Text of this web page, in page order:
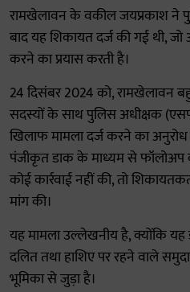
रामखेलावन के वकील जयप्रकाश ने
बाद यह शिकायत दर्ज की गई थी,
करने का प्रयास करती है।
24 दिसंबर 2024 को, रामखेलावन
सदस्यों के साथ पुलिस अधीक्षक
खिलाफ मामला दर्ज करने का
पंजीकृत डाक के माध्यम से
कोई कार्रवाई नहीं की, तो
मांग की।
यह मामला उल्लेखनीय है, क्योंकि
दलित तथा हाशिए पर रहने वाले
भूमिका से जुड़ा है।